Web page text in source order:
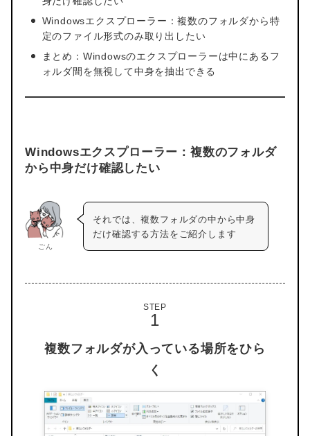
Windowsエクスプローラー：複数のフォルダから特
定のファイル形式のみ取り出したい
まとめ：Windowsのエクスプローラーは中にあるフ
ォルダ間を無視して中身を抽出できる
Windowsエクスプローラー：複数のフォルダ
から中身だけ確認したい
ごん
それでは、複数フォルダの中から中身
だけ確認する方法をご紹介します
STEP
複数フォルダが入っている場所をひら
く